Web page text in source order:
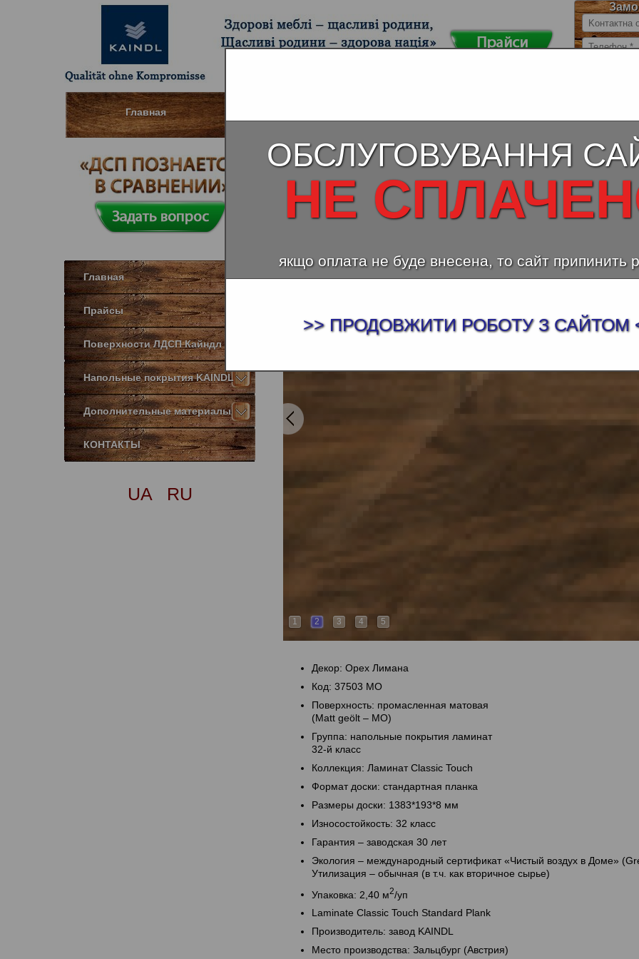
Главная
влагостойкие
Главная
Прайсы
Поверхности ЛДСП Кайндл
Напольные покрытия KAINDL
Дополнительные материалы
КОНТАКТЫ
UA RU
1 2 3 4 5
Декор: Орех Лимана
Код: 37503 МО
Поверхность: промасленная матовая
(Matt geölt – МО)
Группа: напольные покрытия ламинат
32-й класс
Коллекция: Ламинат Classic Touch
Формат доски: стандартная планка
Размеры доски: 1383*193*8 мм
Износостойкость: 32 класс
Гарантия – заводская 30 лет
Экология – международный сертификат «Чистый воздух в Доме»
Утилизация – обычная (в т.ч. как вторичное сырье)
Упаковка: 2,40 м2/уп
Laminate Classic Touch Standard Plank
Производитель: завод KAINDL
Место производства: Зальцбург (Австрия)
ОБСЛУГОВУВАННЯ
НЕ
якщо оплата не буде внесена, то сайт припинить
>> ПРОДОВЖИТИ РОБОТУ З САЙТОМ